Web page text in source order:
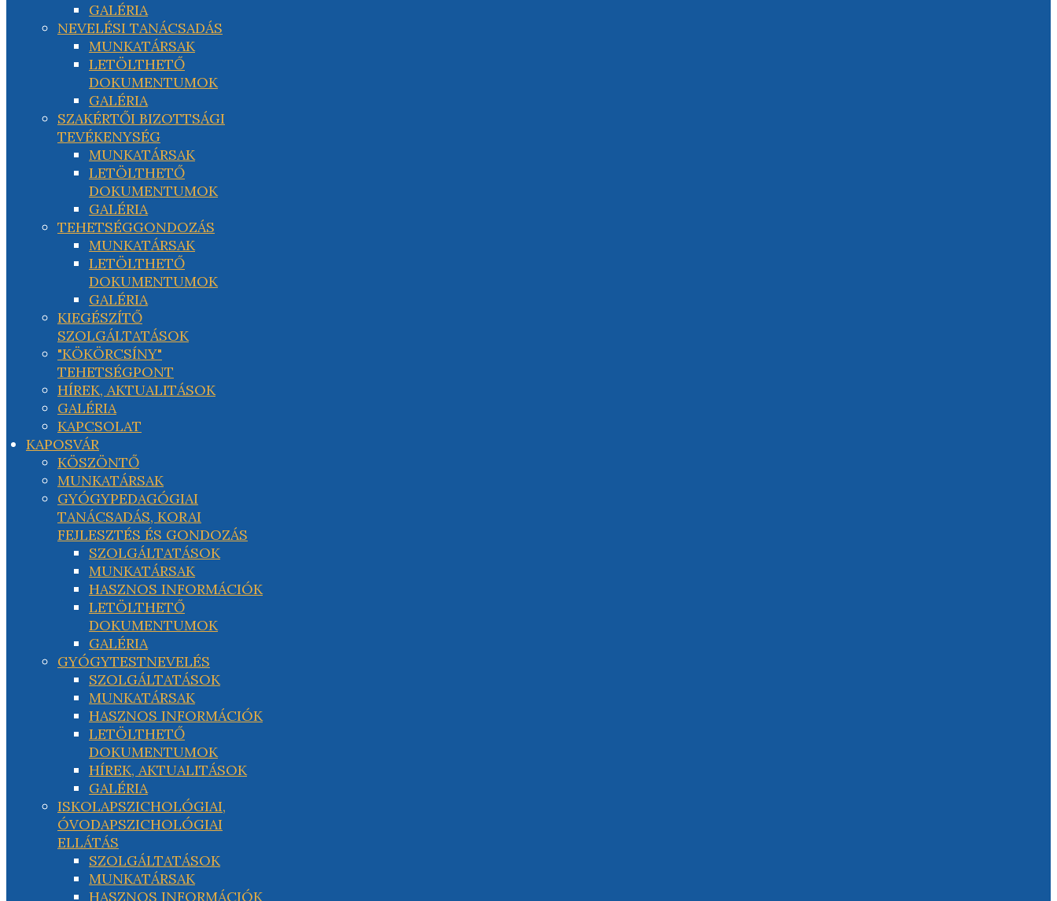
GALÉRIA
NEVELÉSI TANÁCSADÁS
MUNKATÁRSAK
LETÖLTHETŐ
DOKUMENTUMOK
GALÉRIA
SZAKÉRTŐI BIZOTTSÁGI
TEVÉKENYSÉG
MUNKATÁRSAK
LETÖLTHETŐ
DOKUMENTUMOK
GALÉRIA
TEHETSÉGGONDOZÁS
MUNKATÁRSAK
LETÖLTHETŐ
DOKUMENTUMOK
GALÉRIA
KIEGÉSZÍTŐ
SZOLGÁLTATÁSOK
"KÖKÖRCSÍNY"
TEHETSÉGPONT
HÍREK, AKTUALITÁSOK
GALÉRIA
KAPCSOLAT
KAPOSVÁR
KÖSZÖNTŐ
MUNKATÁRSAK
GYÓGYPEDAGÓGIAI
TANÁCSADÁS, KORAI
FEJLESZTÉS ÉS GONDOZÁS
SZOLGÁLTATÁSOK
MUNKATÁRSAK
HASZNOS INFORMÁCIÓK
LETÖLTHETŐ
DOKUMENTUMOK
GALÉRIA
GYÓGYTESTNEVELÉS
SZOLGÁLTATÁSOK
MUNKATÁRSAK
HASZNOS INFORMÁCIÓK
LETÖLTHETŐ
DOKUMENTUMOK
HÍREK, AKTUALITÁSOK
GALÉRIA
ISKOLAPSZICHOLÓGIAI,
ÓVODAPSZICHOLÓGIAI
ELLÁTÁS
SZOLGÁLTATÁSOK
MUNKATÁRSAK
HASZNOS INFORMÁCIÓK